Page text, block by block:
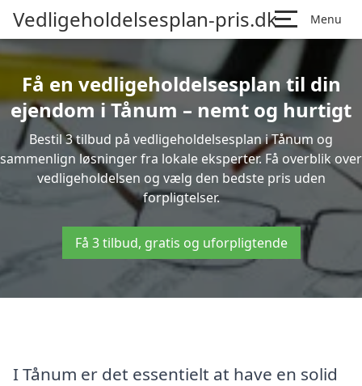
Vedligeholdelsesplan-pris.dk Menu
Få en vedligeholdelsesplan til din
ejendom i Tånum – nemt og hurtigt
Bestil 3 tilbud på vedligeholdelsesplan i Tånum og
sammenlign løsninger fra lokale eksperter. Få overblik over
vedligeholdelsen og vælg den bedste pris uden
forpligtelser.
Få 3 tilbud, gratis og uforpligtende
I Tånum er det essentielt at have en solid